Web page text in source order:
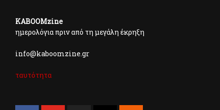
KABOOMzine
ημερολόγια πριν από τη μεγάλη έκρηξη
info@kaboomzine.gr
ταυτότητα